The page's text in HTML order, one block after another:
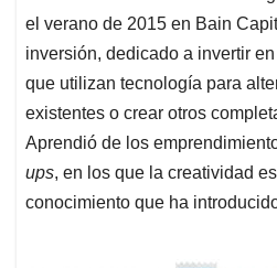
el verano de 2015 en Bain
inversión, dedicado a invertir
que utilizan tecnología para
existentes o crear otros
Aprendió de los
ups, en los que la creatividad
conocimiento que ha